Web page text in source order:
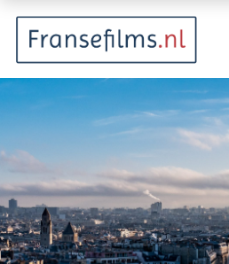
Animatie
Documentaire
Drama
Fantasy